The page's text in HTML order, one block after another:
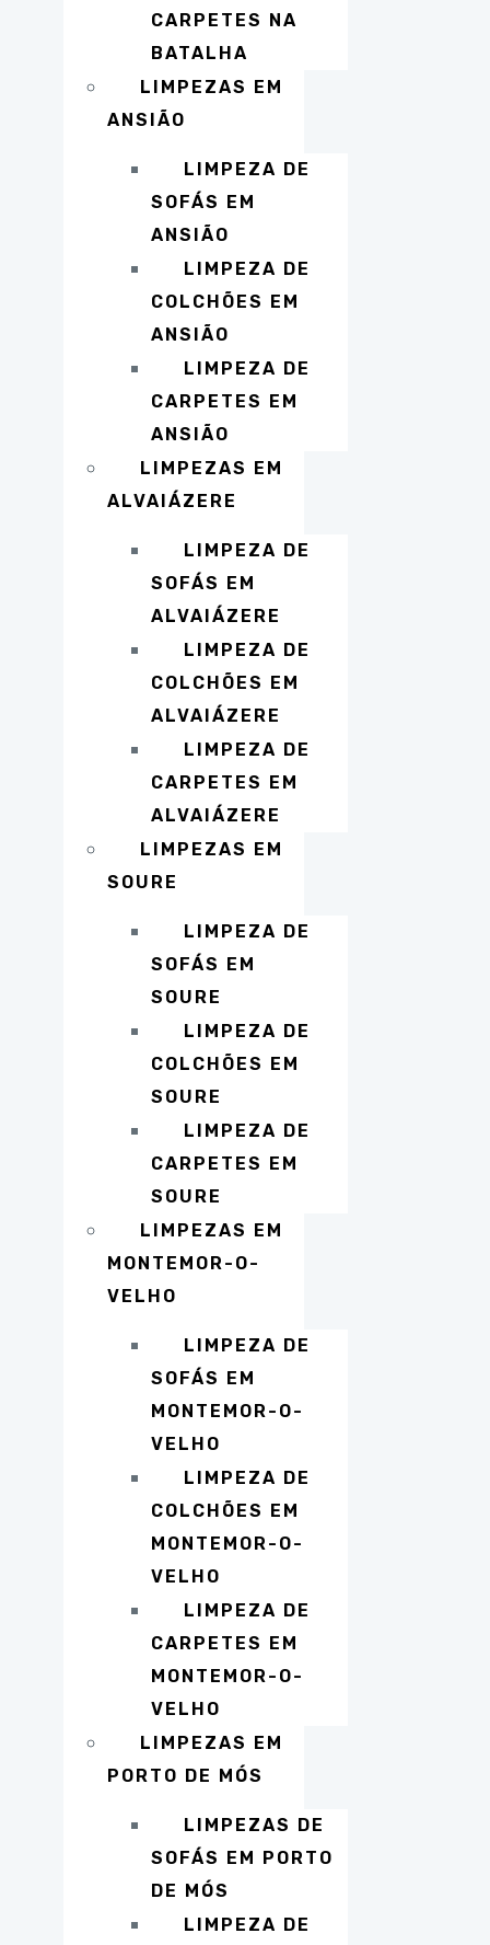
CARPETES NA
BATALHA
LIMPEZAS EM
ANSIÃO
LIMPEZA DE
SOFÁS EM
ANSIÃO
LIMPEZA DE
COLCHÕES EM
ANSIÃO
LIMPEZA DE
CARPETES EM
ANSIÃO
LIMPEZAS EM
ALVAIÁZERE
LIMPEZA DE
SOFÁS EM
ALVAIÁZERE
LIMPEZA DE
COLCHÕES EM
ALVAIÁZERE
LIMPEZA DE
CARPETES EM
ALVAIÁZERE
LIMPEZAS EM
SOURE
LIMPEZA DE
SOFÁS EM
SOURE
LIMPEZA DE
COLCHÕES EM
SOURE
LIMPEZA DE
CARPETES EM
SOURE
LIMPEZAS EM
MONTEMOR-O-
VELHO
LIMPEZA DE
SOFÁS EM
MONTEMOR-O-
VELHO
LIMPEZA DE
COLCHÕES EM
MONTEMOR-O-
VELHO
LIMPEZA DE
CARPETES EM
MONTEMOR-O-
VELHO
LIMPEZAS EM
PORTO DE MÓS
LIMPEZAS DE
SOFÁS EM PORTO
DE MÓS
LIMPEZA DE